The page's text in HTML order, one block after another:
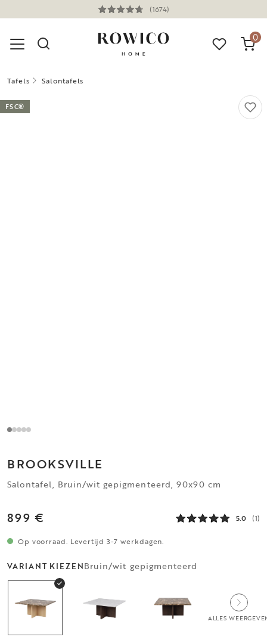
(1674)
0
Tafels Salontafels
FSC®
BROOKSVILLE
Salontafel, Bruin/wit gepigmenteerd, 90x90 cm
899 € 5.0 (1)
Op voorraad. Levertijd 3-7 werkdagen.
VARIANT KIEZENBruin/wit gepigmenteerd
ALLES